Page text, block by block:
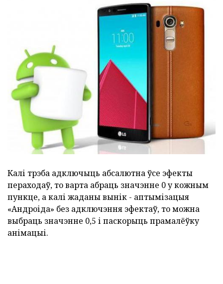
Калі трэба адключыць абсалютна ўсе эфекты
пераходаў, то варта абраць значэнне 0 у кожным
пункце, а калі жаданы вынік - аптымізацыя
«Андроіда» без адключэння эфектаў, то можна
выбраць значэнне 0,5 і паскорыць прамалёўку
анімацыі.